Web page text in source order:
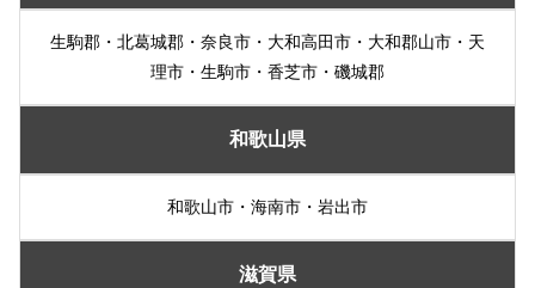
生駒郡・北葛城郡・奈良市・大和高田市・大和郡山市・天
理市・生駒市・香芝市・磯城郡
和歌山県
和歌山市・海南市・岩出市
滋賀県